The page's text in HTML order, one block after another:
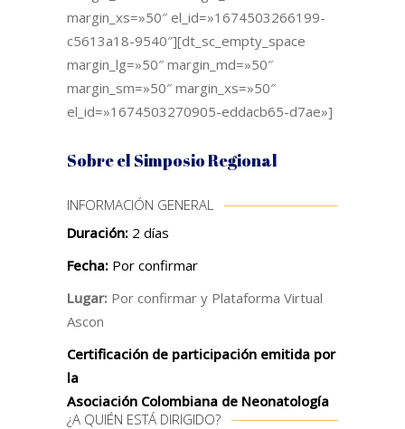
margin_xs=»50″ el_id=»1674503266199-
c5613a18-9540″][dt_sc_empty_space
margin_lg=»50″ margin_md=»50″
margin_sm=»50″ margin_xs=»50″
el_id=»1674503270905-eddacb65-d7ae»]
Sobre el Simposio Regional
INFORMACIÓN GENERAL
Duración: 2 días
Fecha: Por confirmar
Lugar: Por confirmar y Plataforma Virtual
Ascon
Certificación de participación emitida por
la
Asociación Colombiana de Neonatología
¿A QUIÉN ESTÁ DIRIGIDO?